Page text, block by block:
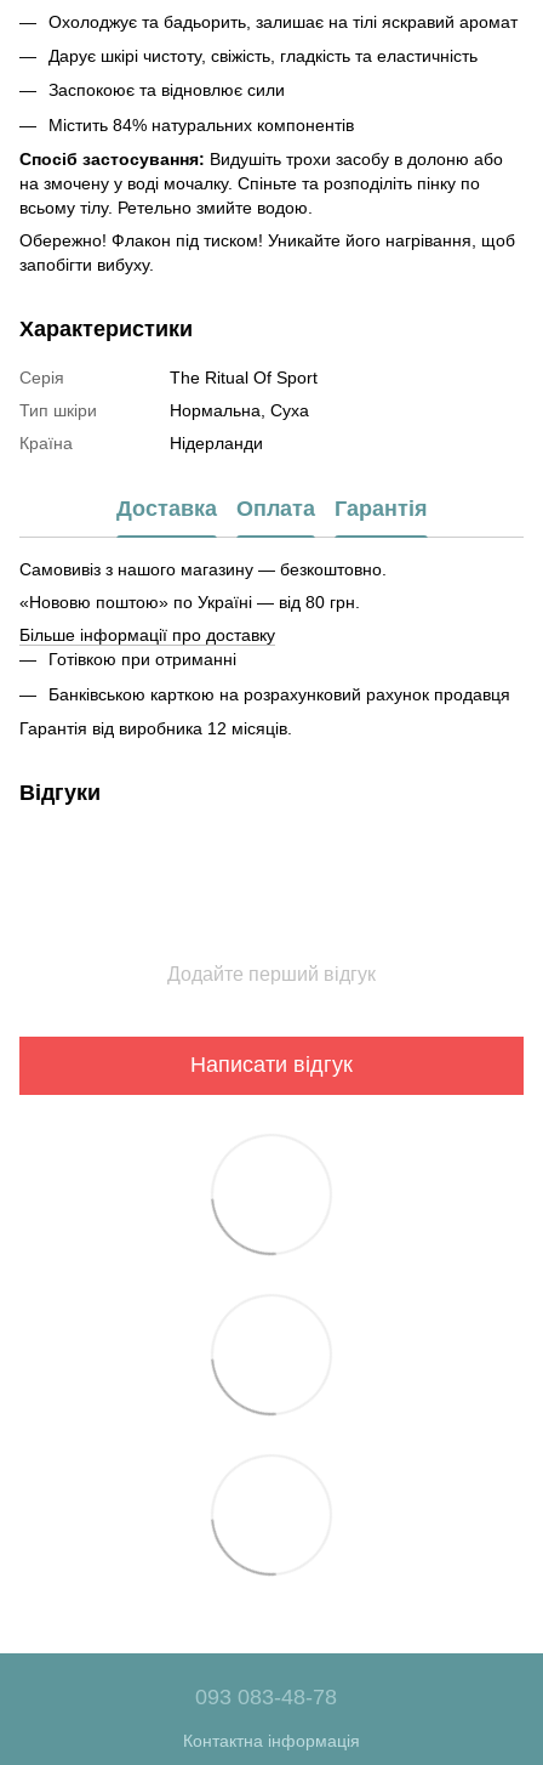
Охолоджує та бадьорить, залишає на тілі яскравий аромат
Дарує шкірі чистоту, свіжість, гладкість та еластичність
Заспокоює та відновлює сили
Містить 84% натуральних компонентів
Спосіб застосування: Видушіть трохи засобу в долоню або
на змочену у воді мочалку. Спіньте та розподіліть пінку по
всьому тілу. Ретельно змийте водою.
Обережно! Флакон під тиском! Уникайте його нагрівання, щоб
запобігти вибуху.
Характеристики
Серія
The Ritual Of Sport
Тип шкіри
Нормальна, Суха
Країна
Нідерланди
Доставка Оплата Гарантія
Самовивіз з нашого магазину — безкоштовно.
«Нововю поштою» по Україні — від 80 грн.
Більше інформації про доставку
Готівкою при отриманні
Банківською карткою на розрахунковий рахунок продавця
Гарантія від виробника 12 місяців.
Відгуки
Додайте перший відгук
Написати відгук
093 083-48-78
Контактна інформація